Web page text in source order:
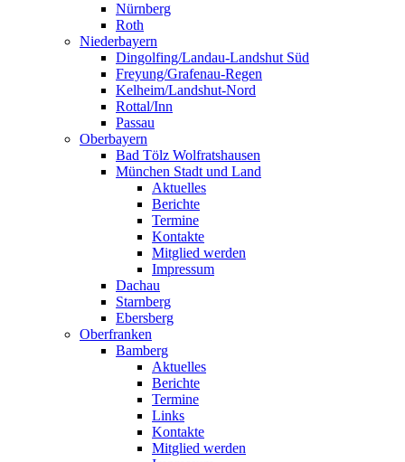
Nürnberg
Roth
Niederbayern
Dingolfing/Landau-Landshut Süd
Freyung/Grafenau-Regen
Kelheim/Landshut-Nord
Rottal/Inn
Passau
Oberbayern
Bad Tölz Wolfratshausen
München Stadt und Land
Aktuelles
Berichte
Termine
Kontakte
Mitglied werden
Impressum
Dachau
Starnberg
Ebersberg
Oberfranken
Bamberg
Aktuelles
Berichte
Termine
Links
Kontakte
Mitglied werden